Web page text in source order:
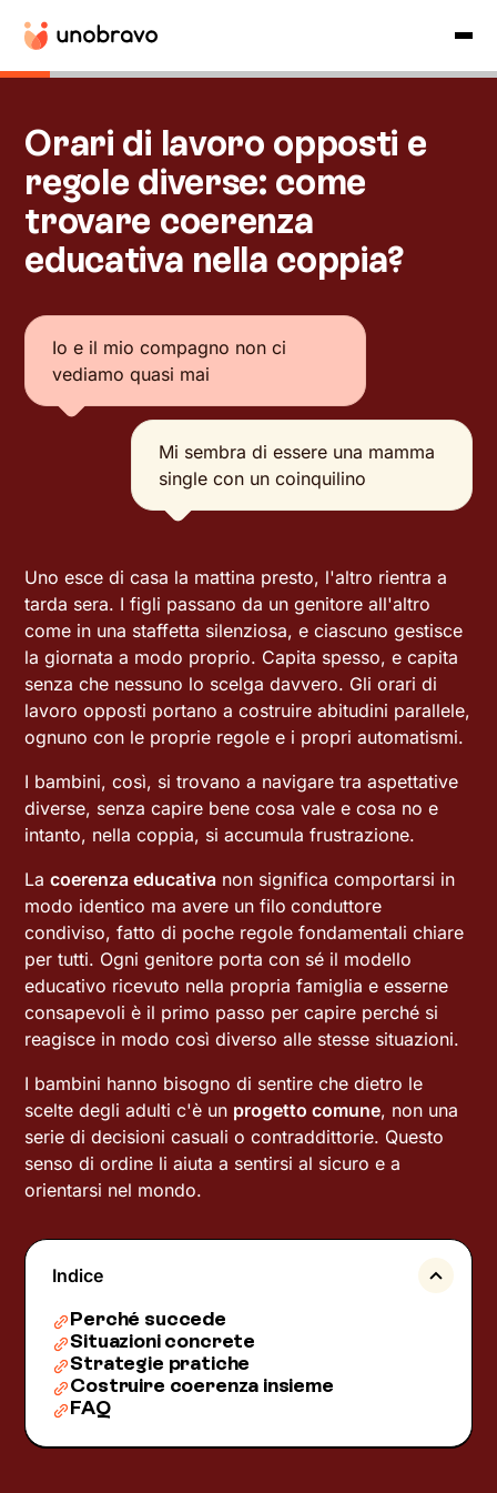
Orari di lavoro opposti e
regole diverse: come
trovare coerenza
educativa nella coppia?
Io e il mio compagno non ci
vediamo quasi mai
Mi sembra di essere una mamma
single con un coinquilino
Uno esce di casa la mattina presto, l'altro rientra a
tarda sera. I figli passano da un genitore all'altro
come in una staffetta silenziosa, e ciascuno gestisce
la giornata a modo proprio. Capita spesso, e capita
senza che nessuno lo scelga davvero. Gli orari di
lavoro opposti portano a costruire abitudini parallele,
ognuno con le proprie regole e i propri automatismi.
I bambini, così, si trovano a navigare tra aspettative
diverse, senza capire bene cosa vale e cosa no e
intanto, nella coppia, si accumula frustrazione.
Lacoerenza educativa non significa comportarsi in
modo identico ma avere un filo conduttore
condiviso, fatto di poche regole fondamentali chiare
per tutti. Ogni genitore porta con sé il modello
educativo ricevuto nella propria famiglia e esserne
consapevoli è il primo passo per capire perché si
reagisce in modo così diverso alle stesse situazioni.
I bambini hanno bisogno di sentire che dietro le
scelte degli adulti c'è un progetto comune, non una
serie di decisioni casuali o contraddittorie. Questo
senso di ordine li aiuta a sentirsi al sicuro e a
orientarsi nel mondo.
Indice
Perché succede
Situazioni concrete
Strategie pratiche
Costruire coerenza insieme
FAQ